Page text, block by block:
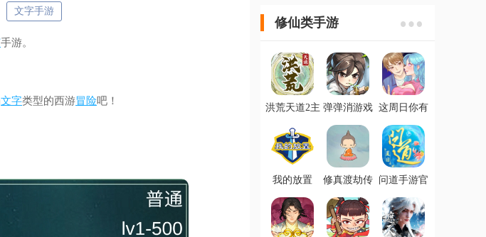
文字手游
手游。
文字类型的西游冒险吧！
修仙类手游
洪荒天道2主
告版
弹弹消游戏 这周日你有
新版
我的放置
修真渡劫传 问道手游官